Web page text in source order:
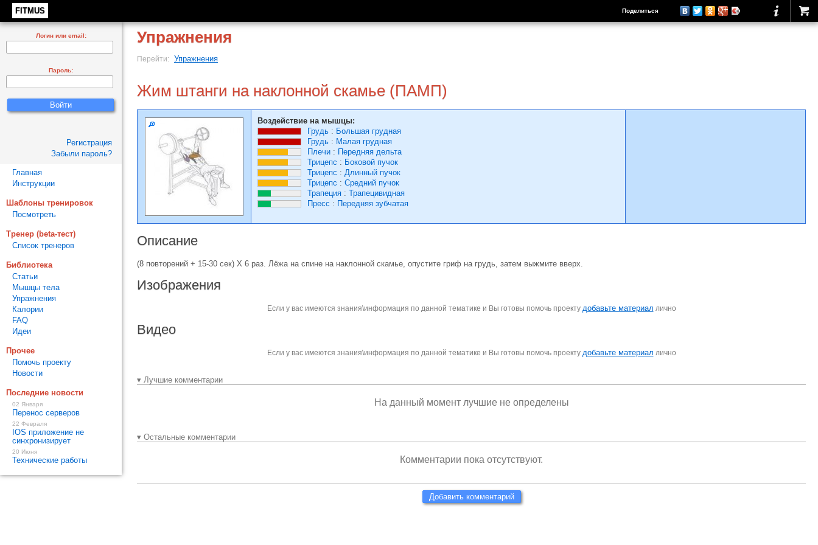
FITMUS Поделиться
Упражнения
Перейти: Упражнения
Жим штанги на наклонной скамье (ПАМП)
Воздействие на мышцы:
Грудь : Большая грудная
Грудь : Малая грудная
Плечи : Передняя дельта
Трицепс : Боковой пучок
Трицепс : Длинный пучок
Трицепс : Средний пучок
Трапеция : Трапецивидная
Пресс : Передняя зубчатая
Описание
(8 повторений + 15-30 сек) Х 6 раз. Лёжа на спине на наклонной скамье, опустите гриф на грудь, затем выжмите вверх.
Изображения
Если у вас имеются знания\информация по данной тематике и Вы готовы помочь проекту добавьте материал лично
Видео
Если у вас имеются знания\информация по данной тематике и Вы готовы помочь проекту добавьте материал лично
▾ Лучшие комментарии
На данный момент лучшие не определены
▾ Остальные комментарии
Комментарии пока отсутствуют.
Добавить комментарий
Логин или email:
Пароль:
Регистрация
Забыли пароль?
Главная
Инструкции
Шаблоны тренировок
Посмотреть
Тренер (beta-тест)
Список тренеров
Библиотека
Статьи
Мышцы тела
Упражнения
Калории
FAQ
Идеи
Прочее
Помочь проекту
Новости
Последние новости
02 Января
Перенос серверов
22 Февраля
IOS приложение не
синхронизирует
20 Июня
Технические работы